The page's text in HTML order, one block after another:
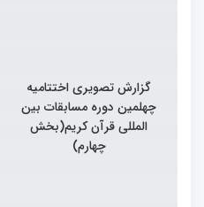
گزارش تصویری اختتامیه
چهلمین دوره مسابقات بین
المللی قرآن کریم(بخش
چهارم)